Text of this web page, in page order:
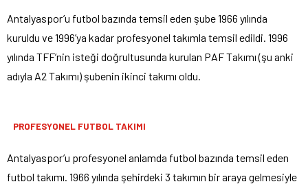
Antalyaspor’u futbol bazında temsil eden şube 1966 yılında
kuruldu ve 1996’ya kadar profesyonel takımla temsil edildi. 1996
yılında TFF’nin isteği doğrultusunda kurulan PAF Takımı (şu anki
adıyla A2 Takımı) şubenin ikinci takımı oldu.
PROFESYONEL FUTBOL TAKIMI
Antalyaspor’u profesyonel anlamda futbol bazında temsil eden
futbol takımı. 1966 yılında şehirdeki 3 takımın bir araya gelmesiyle